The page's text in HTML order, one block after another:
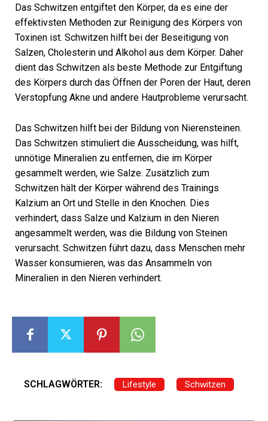
Das Schwitzen entgiftet den Körper, da es eine der
effektivsten Methoden zur Reinigung des Körpers von
Toxinen ist. Schwitzen hilft bei der Beseitigung von
Salzen, Cholesterin und Alkohol aus dem Körper. Daher
dient das Schwitzen als beste Methode zur Entgiftung
des Körpers durch das Öffnen der Poren der Haut, deren
Verstopfung Akne und andere Hautprobleme verursacht.
Das Schwitzen hilft bei der Bildung von Nierensteinen.
Das Schwitzen stimuliert die Ausscheidung, was hilft,
unnötige Mineralien zu entfernen, die im Körper
gesammelt werden, wie Salze. Zusätzlich zum
Schwitzen hält der Körper während des Trainings
Kalzium an Ort und Stelle in den Knochen. Dies
verhindert, dass Salze und Kalzium in den Nieren
angesammelt werden, was die Bildung von Steinen
verursacht. Schwitzen führt dazu, dass Menschen mehr
Wasser konsumieren, was das Ansammeln von
Mineralien in den Nieren verhindert.
SCHLAGWÖRTER: Lifestyle Schwitzen